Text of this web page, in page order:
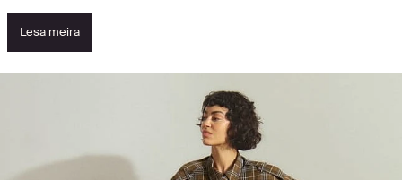
Lesa meira
Skoðaðu nýju vörurnar - sjáðu hvað er
vinsælast